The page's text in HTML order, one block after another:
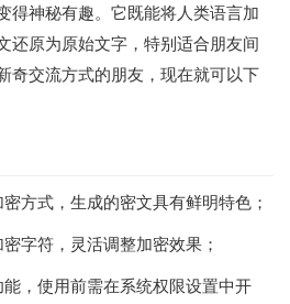
得神秘有趣。它既能将人类语言加
还原为原始文字，特别适合朋友间
奇交流方式的朋友，现在就可以下
方式，生成的密文具有鲜明特色；
字符，灵活调整加密效果；
，使用前需在系统权限设置中开